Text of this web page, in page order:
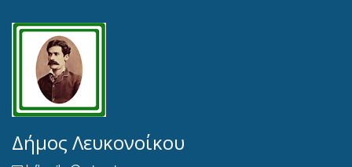
Δήμος Λευκονοίκου